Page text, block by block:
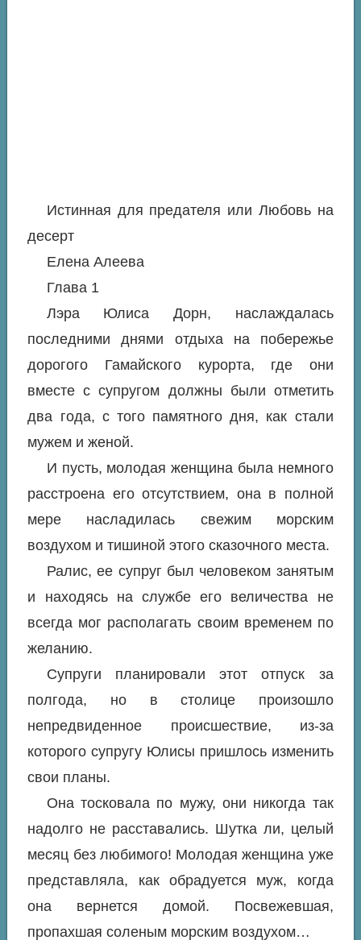
Истинная для предателя или Любовь на
десерт
Елена Алеева
Глава 1
Лэра Юлиса Дорн, наслаждалась
последними днями отдыха на побережье
дорогого Гамайского курорта, где они
вместе с супругом должны были отметить
два года, с того памятного дня, как стали
мужем и женой.
И пусть, молодая женщина была немного
расстроена его отсутствием, она в полной
мере насладилась свежим морским
воздухом и тишиной этого сказочного места.
Ралис, ее супруг был человеком занятым
и находясь на службе его величества не
всегда мог располагать своим временем по
желанию.
Супруги планировали этот отпуск за
полгода, но в столице произошло
непредвиденное происшествие, из-за
которого супругу Юлисы пришлось изменить
свои планы.
Она тосковала по мужу, они никогда так
надолго не расставались. Шутка ли, целый
месяц без любимого! Молодая женщина уже
представляла, как обрадуется муж, когда
она вернется домой. Посвежевшая,
пропахшая соленым морским воздухом…